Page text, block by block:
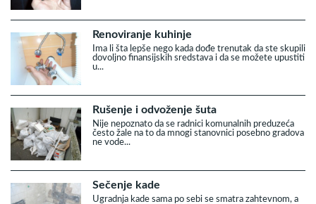
Renoviranje kuhinje
Ima li šta lepše nego kada dođe trenutak da ste skupili
dovoljno finansijskih sredstava i da se možete upustiti
u...
Rušenje i odvoženje šuta
Nije nepoznato da se radnici komunalnih preduzeća
često žale na to da mnogi stanovnici posebno gradova
ne vode...
Sečenje kade
Ugradnja kade sama po sebi se smatra zahtevnom, a